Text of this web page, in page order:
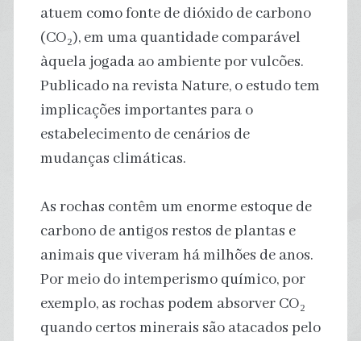
atuem como fonte de dióxido de carbono
(CO₂), em uma quantidade comparável
àquela jogada ao ambiente por vulcões.
Publicado na revista Nature, o estudo tem
implicações importantes para o
estabelecimento de cenários de
mudanças climáticas.
As rochas contêm um enorme estoque de
carbono de antigos restos de plantas e
animais que viveram há milhões de anos.
Por meio do intemperismo químico, por
exemplo, as rochas podem absorver CO₂
quando certos minerais são atacados pelo